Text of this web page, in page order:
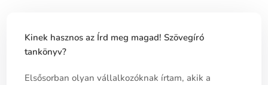
Kinek hasznos az Írd meg magad! Szövegíró
tankönyv?
Elsősorban olyan vállalkozóknak írtam, akik a